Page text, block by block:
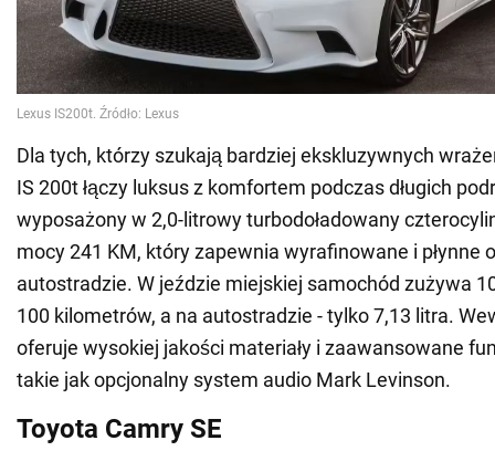
Dla tych, którzy szukają bardziej ekskluzywnych
IS 200t łączy luksus z komfortem podczas długich
wyposażony w 2,0-litrowy turbodoładowany
mocy 241 KM, który zapewnia wyrafinowane i płynne
autostradzie. W jeździe miejskiej samochód zużywa
100 kilometrów, a na autostradzie - tylko 7,13 litra.
oferuje wysokiej jakości materiały i zaawansowane
takie jak opcjonalny system audio Mark Levinson.
Toyota Camry SE